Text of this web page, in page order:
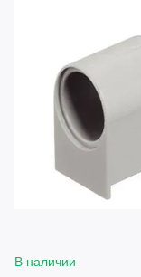
В наличии